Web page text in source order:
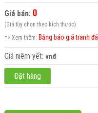
Giá bán: 0
(Giá tùy chọn theo kích thước)
=> Xem thêm: Bảng báo giá tranh
Giá niêm yết: vnđ
Đặt hàng